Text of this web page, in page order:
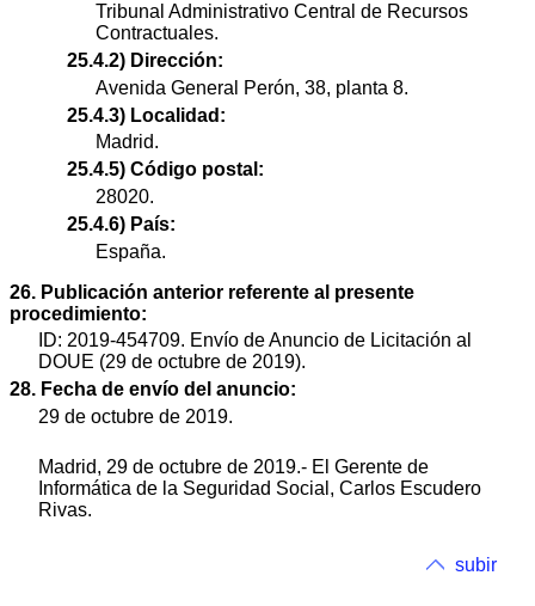
Tribunal Administrativo Central de Recursos
Contractuales.
25.4.2) Dirección:
Avenida General Perón, 38, planta 8.
25.4.3) Localidad:
Madrid.
25.4.5) Código postal:
28020.
25.4.6) País:
España.
26. Publicación anterior referente al presente
procedimiento:
ID: 2019-454709. Envío de Anuncio de Licitación al
DOUE (29 de octubre de 2019).
28. Fecha de envío del anuncio:
29 de octubre de 2019.
Madrid, 29 de octubre de 2019.- El Gerente de
Informática de la Seguridad Social, Carlos Escudero
Rivas.
subir